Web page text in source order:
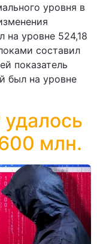
уровня в
на уровне 524,18
составил
показатель
был на уровне
млн.